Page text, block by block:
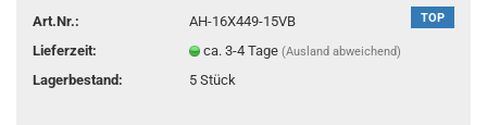
TOP
Art.Nr.:
AH-16X449-15VB
Lieferzeit:
ca. 3-4 Tage(Ausland abweichend)
Lagerbestand: 5Stück